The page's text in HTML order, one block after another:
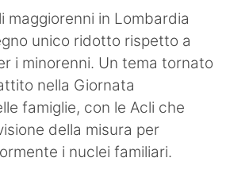
maggiorenni in Lombardia
unico ridotto rispetto a
i minorenni. Un tema tornato
nella Giornata
famiglie, con le Acli che
della misura per
i nuclei familiari.